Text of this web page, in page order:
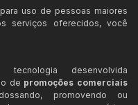
uso de pessoas maiores
serviços oferecidos, você
desenvolvida
de promoções comerciais
promovendo ou